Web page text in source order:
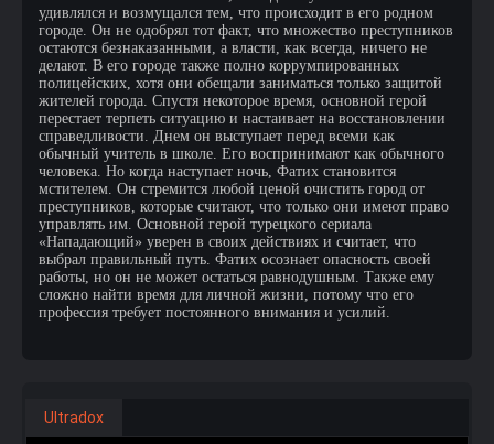
удивлялся и возмущался тем, что происходит в его родном
городе. Он не одобрял тот факт, что множество преступников
остаются безнаказанными, а власти, как всегда, ничего не
делают. В его городе также полно коррумпированных
полицейских, хотя они обещали заниматься только защитой
жителей города. Спустя некоторое время, основной герой
перестает терпеть ситуацию и настаивает на восстановлении
справедливости. Днем он выступает перед всеми как
обычный учитель в школе. Его воспринимают как обычного
человека. Но когда наступает ночь, Фатих становится
мстителем. Он стремится любой ценой очистить город от
преступников, которые считают, что только они имеют право
управлять им. Основной герой турецкого сериала
«Нападающий» уверен в своих действиях и считает, что
выбрал правильный путь. Фатих осознает опасность своей
работы, но он не может остаться равнодушным. Также ему
сложно найти время для личной жизни, потому что его
профессия требует постоянного внимания и усилий.
Ultradox